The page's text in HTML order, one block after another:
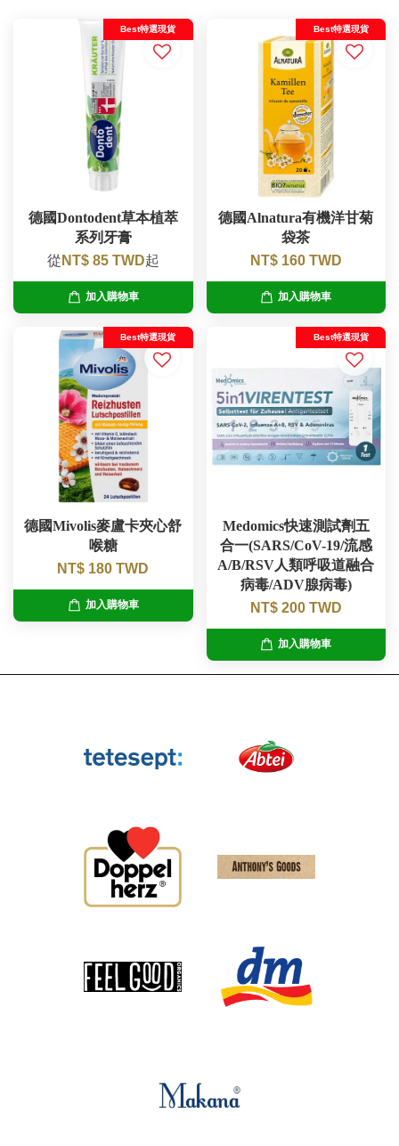
Best特選現貨
德國Dontodent草本植萃
系列牙膏
從 NT$ 85 TWD起
加入購物車
Best特選現貨
德國Alnatura有機洋甘菊
袋茶
NT$ 160 TWD
加入購物車
Best特選現貨
德國Mivolis麥盧卡夾心舒
喉糖
NT$ 180 TWD
加入購物車
Best特選現貨
Medomics快速測試劑五
合一(SARS/CoV-19/流感
A/B/RSV人類呼吸道融合
病毒/ADV腺病毒)
NT$ 200 TWD
加入購物車